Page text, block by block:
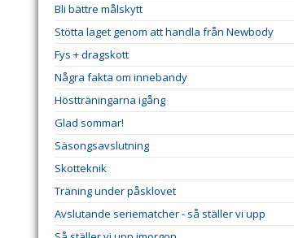
Bli bättre målskytt
Stötta laget genom att handla från Newbody
Fys + dragskott
Några fakta om innebandy
Höstträningarna igång
Glad sommar!
Säsongsavslutning
Skotteknik
Träning under påsklovet
Avslutande seriematcher - så ställer vi upp